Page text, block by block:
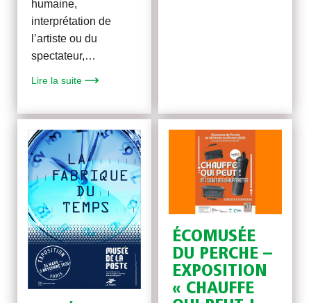
humaine,
interprétation de
l’artiste ou du
spectateur,…
Lire la suite
ÉCOMUSÉE
DU PERCHE –
EXPOSITION
« CHAUFFE